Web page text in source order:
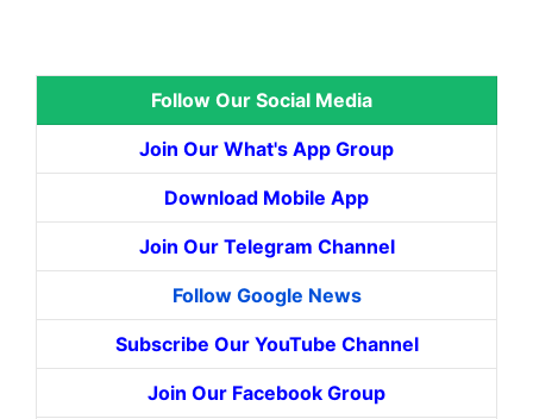
Follow Our Social Media
Join Our What's App Group
Download Mobile App
Join Our Telegram Channel
Follow Google News
Subscribe Our YouTube Channel
Join Our Facebook Group